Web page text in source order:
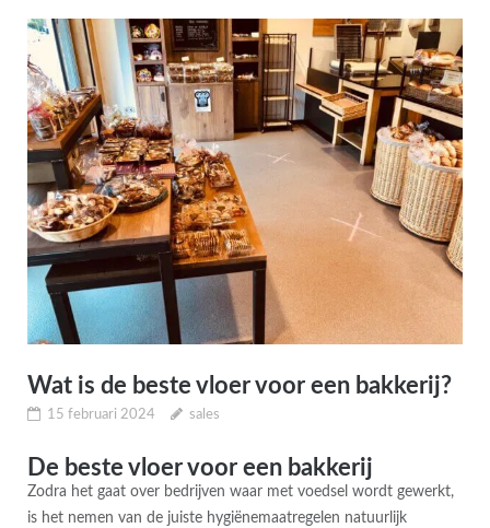
Wat is de beste vloer voor een bakkerij?
15 februari 2024 sales
De beste vloer voor een bakkerij
Zodra het gaat over bedrijven waar met voedsel wordt gewerkt,
is het nemen van de juiste hygiënemaatregelen natuurlijk